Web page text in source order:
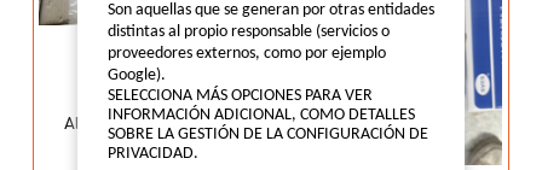
Alternador
C00033427
C00033427
Alternador Maxus V80
Son aquellas que se generan por otras entidades
distintas al propio responsable (servicios o
proveedores externos, como por ejemplo
Google).
SELECCIONA MÁS OPCIONES PARA VER
INFORMACIÓN ADICIONAL, COMO DETALLES
SOBRE LA GESTIÓN DE LA CONFIGURACIÓN DE
PRIVACIDAD.